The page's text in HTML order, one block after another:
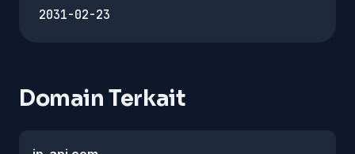
2031-02-23
Domain Terkait